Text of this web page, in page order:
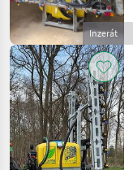
Inzerát